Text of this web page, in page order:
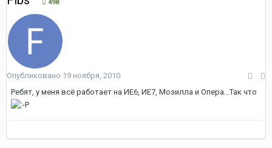
498
Опубликовано 19 ноября, 2010
Ребят, у меня всё работает на ИЕ6, ИЕ7, Мозилла и Опера...Так что